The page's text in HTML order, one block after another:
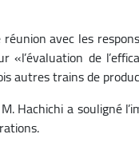
avec les
de
autres trains de
Hachichi a souligné